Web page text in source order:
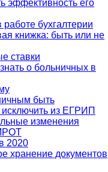
эффективность его
бухгалтерии
книжка: быть или не
ставки
о больничных в
быть
исключить из ЕГРИП
изменения
2020
хранение документов